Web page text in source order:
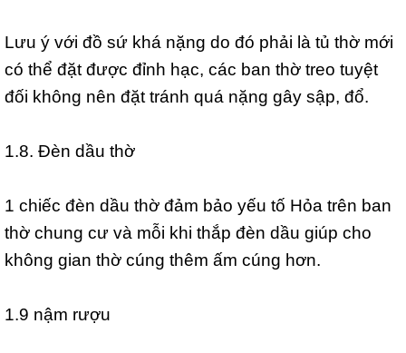
Lưu ý với đồ sứ khá nặng do đó phải là tủ thờ mới
có thể đặt được đỉnh hạc, các ban thờ treo tuyệt
đối không nên đặt tránh quá nặng gây sập, đổ.
1.8. Đèn dầu thờ
1 chiếc đèn dầu thờ đảm bảo yếu tố Hỏa trên ban
thờ chung cư và mỗi khi thắp đèn dầu giúp cho
không gian thờ cúng thêm ấm cúng hơn.
1.9 nậm rượu